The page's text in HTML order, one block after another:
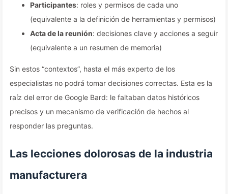
Participantes: roles y permisos de cada uno
(equivalente a la definición de herramientas y permisos)
Acta de la reunión: decisiones clave y acciones a seguir
(equivalente a un resumen de memoria)
Sin estos “contextos”, hasta el más experto de los
especialistas no podrá tomar decisiones correctas. Esta es la
raíz del error de Google Bard: le faltaban datos históricos
precisos y un mecanismo de verificación de hechos al
responder las preguntas.
Las lecciones dolorosas de la industria
manufacturera